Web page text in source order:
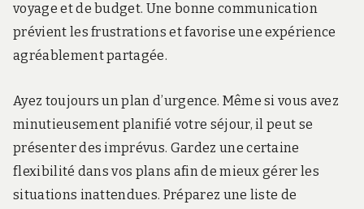
voyage et de budget. Une bonne communication
prévient les frustrations et favorise une expérience
agréablement partagée.
Ayez toujours un plan d’urgence. Même si vous avez
minutieusement planifié votre séjour, il peut se
présenter des imprévus. Gardez une certaine
flexibilité dans vos plans afin de mieux gérer les
situations inattendues. Préparez une liste de